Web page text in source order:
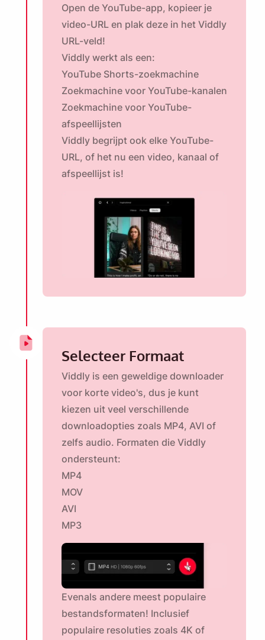
Open de YouTube-app, kopieer je
video-URL en plak deze in het Viddly
URL-veld!
Viddly werkt als een:
YouTube Shorts-zoekmachine
Zoekmachine voor YouTube-kanalen
Zoekmachine voor YouTube-
afspeellijsten
Viddly begrijpt ook elke YouTube-
URL, of het nu een video, kanaal of
afspeellijst is!
Selecteer Formaat
Viddly is een geweldige downloader
voor korte video's, dus je kunt
kiezen uit veel verschillende
downloadopties zoals MP4, AVI of
zelfs audio. Formaten die Viddly
ondersteunt:
MP4
MOV
AVI
MP3
Evenals andere meest populaire
bestandsformaten! Inclusief
populaire resoluties zoals 4K of